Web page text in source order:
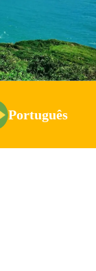
Português